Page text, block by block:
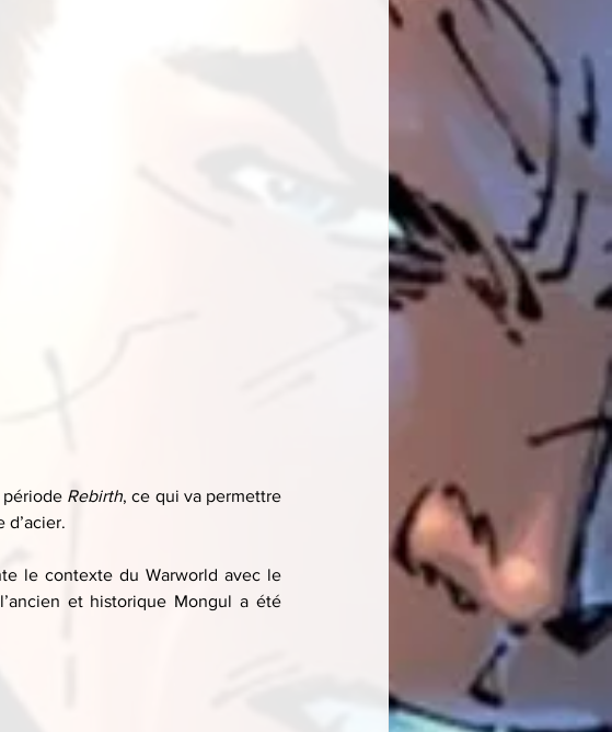
période Rebirth, ce qui va permettre
d’acier.
le contexte du Warworld avec le
et historique Mongul a été